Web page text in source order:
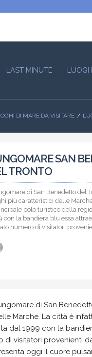
LAST MINUTE
DI MARE DA VISITARE
SAN
TRONTO
di San Benedetto del
più caratteristici delle
polo turistico della
con la bandiera blu essa
numero di visitatori
di San
Marche. La città è
dal 1999 con la
visitatori provenienti
oggi il cuore